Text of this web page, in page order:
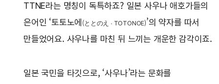
TTNE라는 명칭이 독특하죠? 일본 사우나 애호가들의
은어인 ‘토토노에 (ととのえ · TOTONOE)’의 약자를 따서
만들었어요. 사우나를 마친 뒤 느끼는 개운한 감각이죠.
일본 국민을 타깃으로, ‘사우나’라는 문화를